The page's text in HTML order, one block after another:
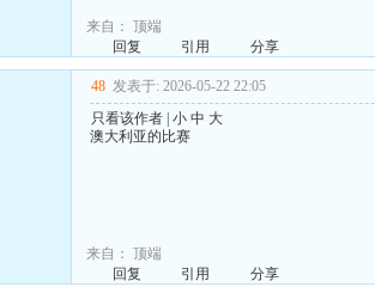
来自： 顶端
回复
引用 分享
48 发表于: 2026-05-22 22:05
只看该作者 小 中 大
澳大利亚的比赛
来自： 顶端
回复
引用 分享